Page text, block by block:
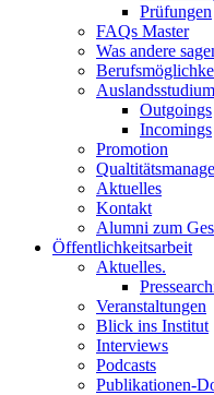
Prüfungen
FAQs Master
Was andere
Auslandsstudium
Outgoings
Incomings
Promotion
Aktuelles
Kontakt
Alumni zum
Öffentlichkeitsarbeit
Aktuelles.
Veranstaltungen
Blick ins Institut
Interviews
Podcasts
Publikationen-